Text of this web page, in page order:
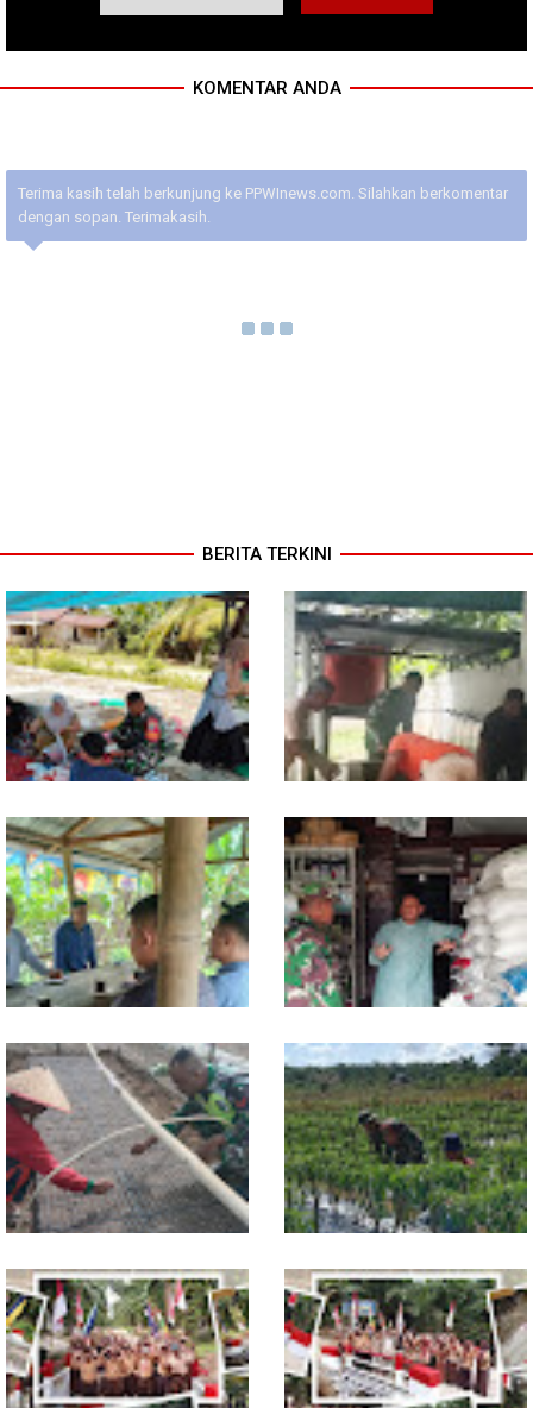
KOMENTAR ANDA
Terima kasih telah berkunjung ke PPWInews.com. Silahkan berkomentar
dengan sopan. Terimakasih.
BERITA TERKINI
Dari Pasar Mingguan, Babinsa
Pantau Sembako dan Jaga
Kondusivitas Wilayah
Babinsa Ajak Warga Bergerak,
Penampungan Air Masjid Al
Hikmah Dibersihkan
Jelang Seleksi Komcad, Plh.
Pasiter Kodim
0118/Subulussalam Bekali
Pemuda dengan Motivasi
Komsos dengan Pedagang,
Babinsa Rundeng Cek
Ketersediaan Pupuk bagi
Petani
Dukung Petani, Babinsa Turun
Langsung Semai Bibit
Semangka di Sikalondang
Babinsa Dampingi Petani
Rawat Cabai, Dukung
Ketahanan Pangan